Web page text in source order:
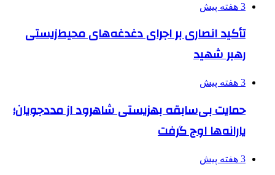
3 هفته پیش
تأکید انصاری بر اجرای دغدغه‌های محیط‌زیستی
رهبر شهید
3 هفته پیش
حمایت بی‌سابقه بهزیستی شاهرود از مددجویان؛
یارانه‌ها اوج گرفت
3 هفته پیش